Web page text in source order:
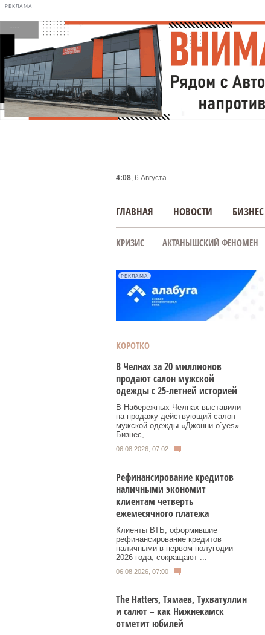
РЕКЛАМА
4:08, 6 Августа
ГЛАВНАЯ НОВОСТИ БИЗНЕС
КРИЗИС АКТАНЫШСКИЙ ФЕНОМЕН
РЕКЛАМА
КОРОТКО
В Челнах за 20 миллионов
продают салон мужской
одежды с 25-летней историей
В Набережных Челнах выставили
на продажу действующий салон
мужской одежды «Джонни о`yes».
Бизнес, ...
06.08.2026, 07:02
Рефинансирование кредитов
наличными экономит
клиентам четверть
ежемесячного платежа
Клиенты ВТБ, оформившие
рефинансирование кредитов
наличными в первом полугодии
2026 года, сокращают ...
06.08.2026, 07:00
Тhe Нatters, Тямаев, Тухватуллин
и салют – как Нижнекамск
отметит юбилей